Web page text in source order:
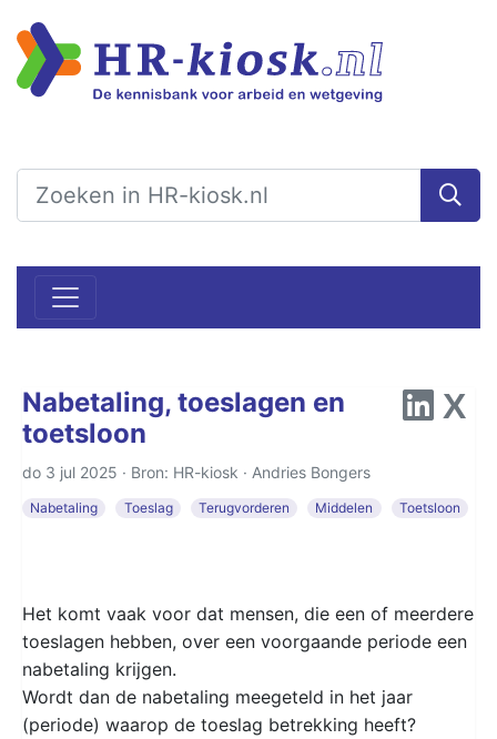
​​​​​​​Nabetaling, toeslagen en
toetsloon
do 3 jul 2025 · Bron: HR-kiosk · Andries Bongers
Nabetaling Toeslag Terugvorderen Middelen Toetsloon
Het komt vaak voor dat mensen, die een of meerdere
toeslagen hebben, over een voorgaande periode een
nabetaling krijgen.
Wordt dan de nabetaling meegeteld in het jaar
(periode) waarop de toeslag betrekking heeft?